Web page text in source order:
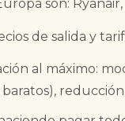
son:
de salida y
al máximo: